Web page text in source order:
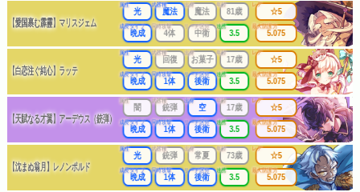
【愛国裹む霹靂】マリスジェム
属性
光
武器種
魔法
出身
魔法
年齢
81歳
成長タイプ
晩成
同時攻撃
4体
リーチ区分
中衛
連携
3.5
レア
☆5
最大防護力
5.075
【白恋注ぐ純心】ラッテ
属性
光
武器種
回復
出身
お菓子
年齢
17歳
成長タイプ
晩成
同時攻撃
1体
リーチ区分
後衛
連携
3.5
レア
☆5
最大防護力
5.075
【天賦なる才翼】アーデウス（銃弾）
属性
闇
武器種
銃弾
出身
空
年齢
17歳
成長タイプ
晩成
同時攻撃
1体
リーチ区分
後衛
連携
3.5
レア
☆5
最大防護力
5.075
【沈まぬ翁月】レノンポルド
属性
光
武器種
銃弾
出身
常夏
年齢
73歳
成長タイプ
晩成
同時攻撃
1体
リーチ区分
後衛
連携
3.5
レア
☆5
最大防護力
5.075